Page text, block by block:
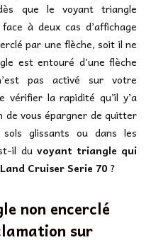
que le voyant triangle
à deux cas d’affichage
par une flèche, soit il ne
est entouré d’une flèche
pas activé sur votre
vérifier la rapidité qu’il y’a
de vous épargner de quitter
glissants ou dans les
il du voyant triangle qui
Cruiser Serie 70 ?
non encerclé
sur